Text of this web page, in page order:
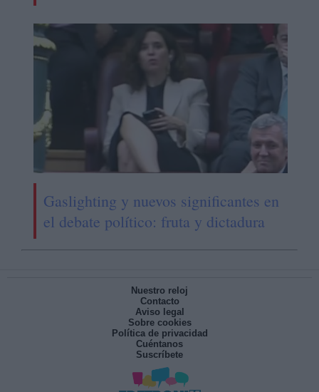
Gaslighting y nuevos significantes en
el debate político: fruta y dictadura
Nuestro reloj
Contacto
Aviso legal
Sobre cookies
Política de privacidad
Cuéntanos
Suscríbete